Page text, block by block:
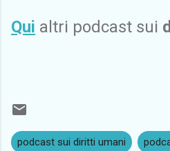
Qui altri podcast sui
podcast sui diritti umani